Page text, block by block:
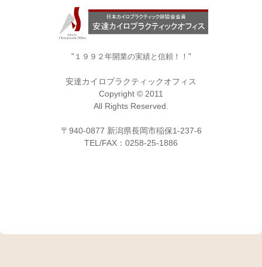
"１９９２年開業の実績と信頼！！"
安達カイロプラクティックオフィス
Copyright © 2011
All Rights Reserved.
〒940-0877 新潟県長岡市稲保1-237-6
TEL/FAX：0258-25-1886